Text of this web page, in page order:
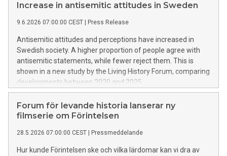
Increase in antisemitic attitudes in Sweden
9.6.2026 07:00:00 CEST Press Release
Antisemitic attitudes and perceptions have increased in
Swedish society. A higher proportion of people agree with
antisemitic statements, while fewer reject them. This is
shown in a new study by the Living History Forum, comparing
developments between 2020 and 2025.
Forum för levande historia lanserar ny
filmserie om Förintelsen
28.5.2026 07:00:00 CEST Pressmeddelande
Hur kunde Förintelsen ske och vilka lärdomar kan vi dra av